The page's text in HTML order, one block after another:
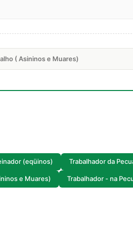
( Asininos e Muares)
(eqüinos) Trabalhador da
e Muares) Trabalhador - na